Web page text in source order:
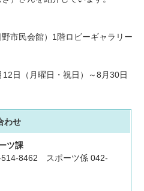
野市民会館）1階ロビーギャラリー
12日（月曜日・祝日）～8月30日
わせ
ツ課
514-8462 スポーツ係 042-